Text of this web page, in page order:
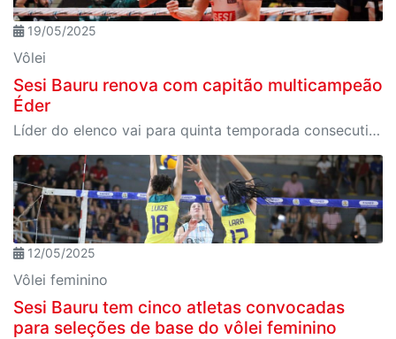
19/05/2025
Vôlei
Sesi Bauru renova com capitão multicampeão
Éder
Líder do elenco vai para quinta temporada consecutiva no Sesi Bauru, sua oitava no projeto de vôlei do Sesi-SP
12/05/2025
Vôlei feminino
Sesi Bauru tem cinco atletas convocadas
para seleções de base do vôlei feminino